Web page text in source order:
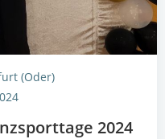
(Oder)
2024